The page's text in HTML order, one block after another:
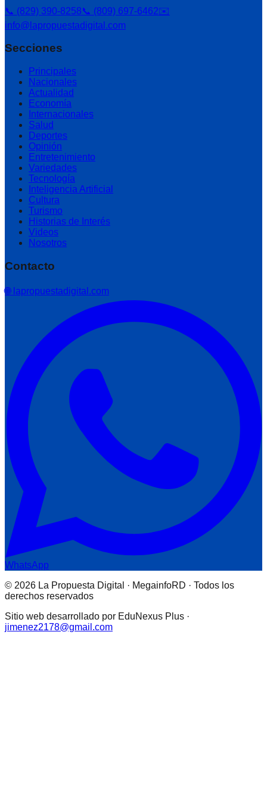
📞 (829) 390-8258📞 (809) 697-6462✉️
info@lapropuestadigital.com
Secciones
Principales
Nacionales
Actualidad
Economía
Internacionales
Salud
Deportes
Opinión
Entretenimiento
Variedades
Tecnología
Inteligencia Artificial
Cultura
Turismo
Historias de Interés
Videos
Nosotros
Contacto
🌐 lapropuestadigital.com
WhatsApp
© 2026 La Propuesta Digital · MegainfoRD · Todos los
derechos reservados
Sitio web desarrollado por EduNexus Plus ·
jimenez2178@gmail.com